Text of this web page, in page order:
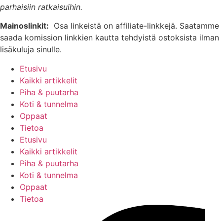
parhaisiin ratkaisuihin.
Mainoslinkit: Osa linkeistä on affiliate-linkkejä. Saatamme
saada komission linkkien kautta tehdyistä ostoksista ilman
lisäkuluja sinulle.
Etusivu
Kaikki artikkelit
Piha & puutarha
Koti & tunnelma
Oppaat
Tietoa
Etusivu
Kaikki artikkelit
Piha & puutarha
Koti & tunnelma
Oppaat
Tietoa